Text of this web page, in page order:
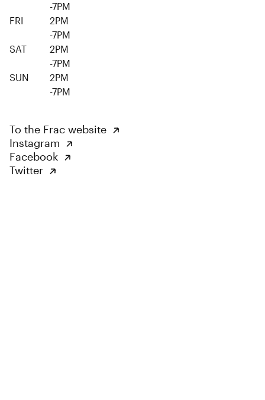
-7PM
FRI
2PM
-7PM
SAT
2PM
-7PM
SUN
2PM
-7PM
To the Frac website
Instagram
Facebook
Twitter